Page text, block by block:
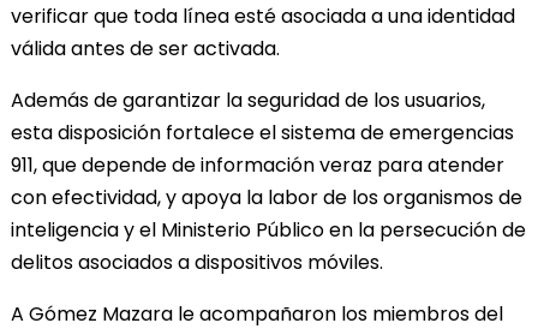
verificar que toda línea esté asociada a una identidad
válida antes de ser activada.
Además de garantizar la seguridad de los usuarios,
esta disposición fortalece el sistema de emergencias
911, que depende de información veraz para atender
con efectividad, y apoya la labor de los organismos de
inteligencia y el Ministerio Público en la persecución de
delitos asociados a dispositivos móviles.
A Gómez Mazara le acompañaron los miembros del